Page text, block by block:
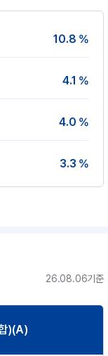
10.8 %
4.1 %
4.0 %
3.3 %
26.08.06기준
)(A)